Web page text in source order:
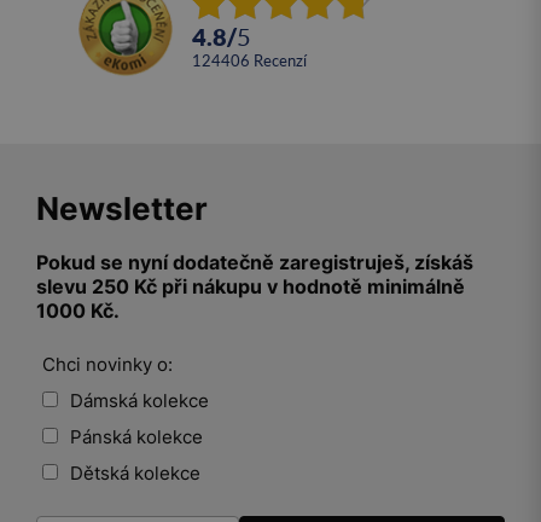
4.8/5
124406 recenzí
Newsletter
Pokud se nyní dodatečně zaregistruješ, získáš
slevu 250 Kč při nákupu v hodnotě minimálně
1000 Kč.
Chci novinky o:
Dámská kolekce
Pánská kolekce
Dětská kolekce